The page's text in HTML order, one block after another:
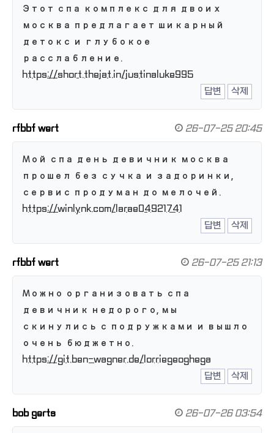
Этот спа комплекс для двоих
москва предлагает шикарный
детокс и глубокое
расслабление.
https://short.thejat.in/justinaluke995
답변
삭제
rfbbf wert 26-07-25 20:45
Мой спа день девичник москва
прошел без сучка и задоринки,
сервис продуман до мелочей.
https://winlynk.com/larae04921741
답변
삭제
rfbbf wert 26-07-25 21:13
Можно организовать спа
девичник недорого, мы
скинулись с подружками и вышло
очень бюджетно.
https://git.ben-wagner.de/lorriegeoghega
답변
삭제
bob gerts 26-07-26 03:54